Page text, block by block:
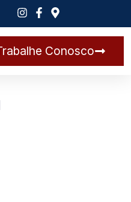
Conosco